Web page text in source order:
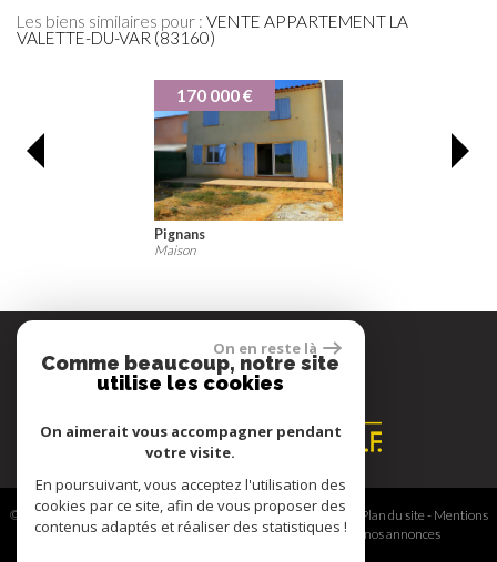
Les biens similaires pour : VENTE APPARTEMENT LA
VALETTE-DU-VAR (83160)
Espace propriétaire
© 2026 | Tous droits réservés | Traduction powered by Google - Plan du site - Mentions
légales-Nos honoraires-Partenaires-Admin-Toutes nos annonces
On en reste là
Comme beaucoup, notre site
utilise les cookies
On aimerait vous accompagner pendant
votre visite.
En poursuivant, vous acceptez l'utilisation des
cookies par ce site, afin de vous proposer des
contenus adaptés et réaliser des statistiques !